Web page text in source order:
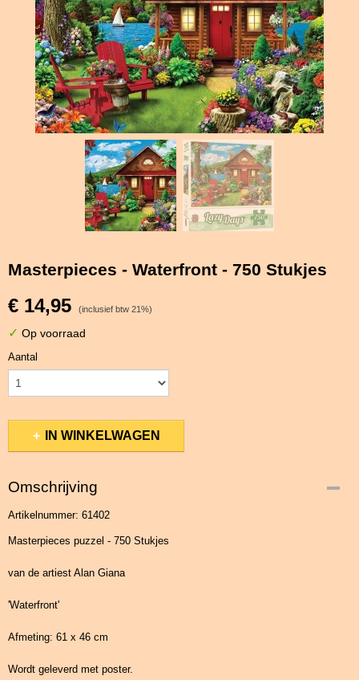
Masterpieces - Waterfront - 750 Stukjes
€ 14,95 (inclusief btw 21%)
✓ Op voorraad
Aantal
IN WINKELWAGEN
Omschrijving
Artikelnummer: 61402
Masterpieces puzzel - 750 Stukjes
van de artiest Alan Giana
'Waterfront'
Afmeting: 61 x 46 cm
Wordt geleverd met poster.